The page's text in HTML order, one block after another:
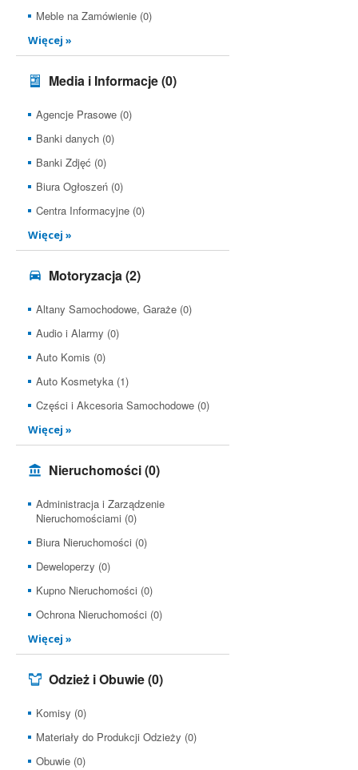
Meble na Zamówienie (0)
Więcej »
Media i Informacje(0)
Agencje Prasowe (0)
Banki danych (0)
Banki Zdjęć (0)
Biura Ogłoszeń (0)
Centra Informacyjne (0)
Więcej »
Motoryzacja(2)
Altany Samochodowe, Garaże (0)
Audio i Alarmy (0)
Auto Komis (0)
Auto Kosmetyka (1)
Części i Akcesoria Samochodowe (0)
Więcej »
Nieruchomości(0)
Administracja i Zarządzenie
Nieruchomościami (0)
Biura Nieruchomości (0)
Deweloperzy (0)
Kupno Nieruchomości (0)
Ochrona Nieruchomości (0)
Więcej »
Odzież i Obuwie(0)
Komisy (0)
Materiały do Produkcji Odzieży (0)
Obuwie (0)